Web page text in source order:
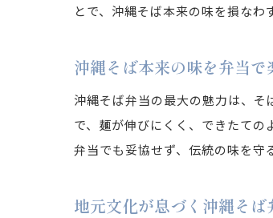
とで、沖縄そば本来の味を損な
沖縄そば本来の味を弁当で
沖縄そば弁当の最大の魅力は、
で、麺が伸びにくく、できたての
弁当でも妥協せず、伝統の味を守
地元文化が息づく沖縄そば